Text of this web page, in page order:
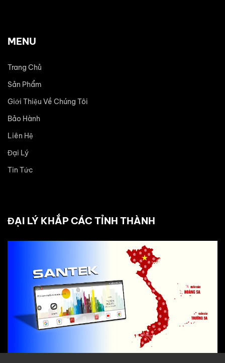
MENU
Trang Chủ
Sản Phẩm
Giới Thiệu Về Chúng Tôi
Bảo Hành
Liên Hệ
Đại Lý
Tin Tức
ĐẠI LÝ KHẮP CÁC TỈNH THÀNH